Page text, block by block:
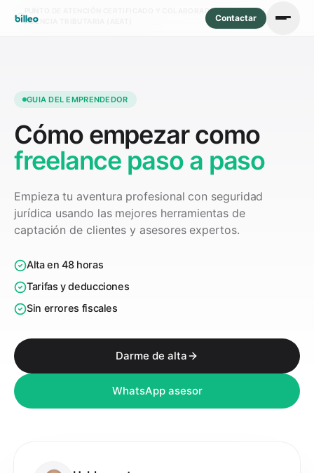
Contactar
PUNTO DE ATENCIÓN CERTIFICADO Y COLABORADOR SOCIAL DE LA
AGENCIA TRIBUTARIA (AEAT)
GUIA DEL EMPRENDEDOR
Cómo empezar como
freelance paso a paso
Empieza tu aventura profesional con seguridad
jurídica usando las mejores herramientas de
captación de clientes y asesores expertos.
Alta en 48 horas
Tarifas y deducciones
Sin errores fiscales
Darme de alta
WhatsApp asesor